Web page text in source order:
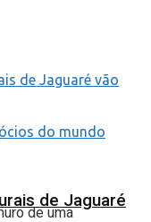
de Jaguaré
de uma